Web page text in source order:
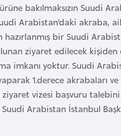
bakılmaksızın Suudi
Arabistan’daki akraba,
bir Suudi
ziyaret edilecek kişiden
imkanı yoktur. Suudi
1.derece akrabaları ve
vizesi başvuru talebini
Arabistan İstanbul